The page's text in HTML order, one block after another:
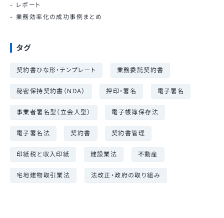
レポート
業務効率化の成功事例まとめ
タグ
契約書ひな形・テンプレート 業務委託契約書
秘密保持契約書（NDA） 押印・署名 電子署名
事業者署名型（立会人型） 電子帳簿保存法
電子署名法 契約書 契約書管理
印紙税と収入印紙 建設業法 不動産
宅地建物取引業法 法改正・政府の取り組み